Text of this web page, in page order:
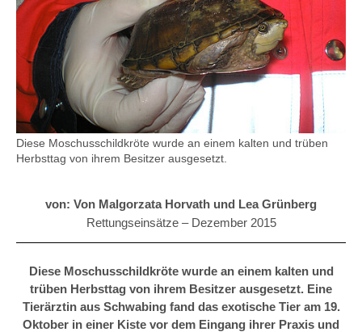
Diese Moschusschildkröte wurde an einem kalten und trüben
Herbsttag von ihrem Besitzer ausgesetzt.
von: Von Malgorzata Horvath und Lea Grünberg
Rettungseinsätze – Dezember 2015
Diese Moschusschildkröte wurde an einem kalten und
trüben Herbsttag von ihrem Besitzer ausgesetzt. Eine
Tierärztin aus Schwabing fand das exotische Tier am 19.
Oktober in einer Kiste vor dem Eingang ihrer Praxis und